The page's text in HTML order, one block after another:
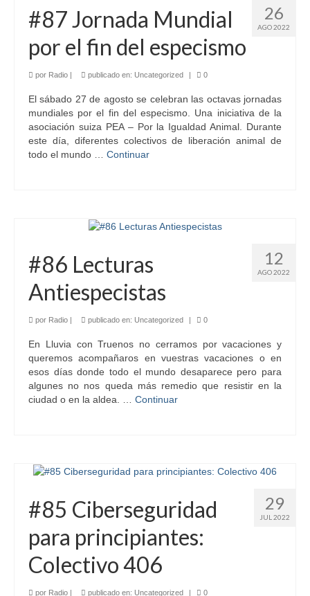
26
AGO 2022
#87 Jornada Mundial
por el fin del especismo
por Radio | publicado en: Uncategorized | 0
El sábado 27 de agosto se celebran las octavas jornadas
mundiales por el fin del especismo. Una iniciativa de la
asociación suiza PEA – Por la Igualdad Animal. Durante
este día, diferentes colectivos de liberación animal de
todo el mundo … Continuar
12
AGO 2022
#86 Lecturas
Antiespecistas
por Radio | publicado en: Uncategorized | 0
En Lluvia con Truenos no cerramos por vacaciones y
queremos acompañaros en vuestras vacaciones o en
esos días donde todo el mundo desaparece pero para
algunes no nos queda más remedio que resistir en la
ciudad o en la aldea. … Continuar
29
JUL 2022
#85 Ciberseguridad
para principiantes:
Colectivo 406
por Radio publicado en: Uncategorized 0